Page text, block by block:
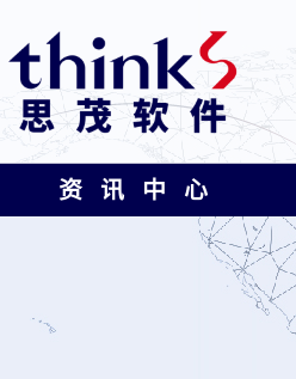
资 讯 中 心